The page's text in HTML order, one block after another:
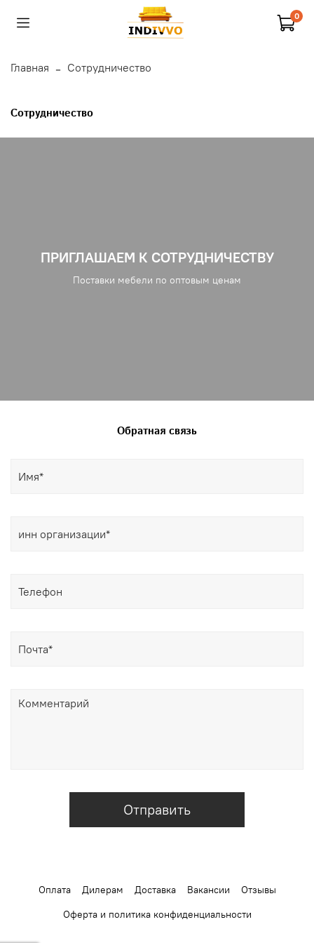
0
Главная Сотрудничество
Сотрудничество
ПРИГЛАШАЕМ К СОТРУДНИЧЕСТВУ
Поставки мебели по оптовым ценам
Обратная связь
Отправить
Оплата Дилерам Доставка Вакансии
Отзывы
Оферта и политика конфиденциальности